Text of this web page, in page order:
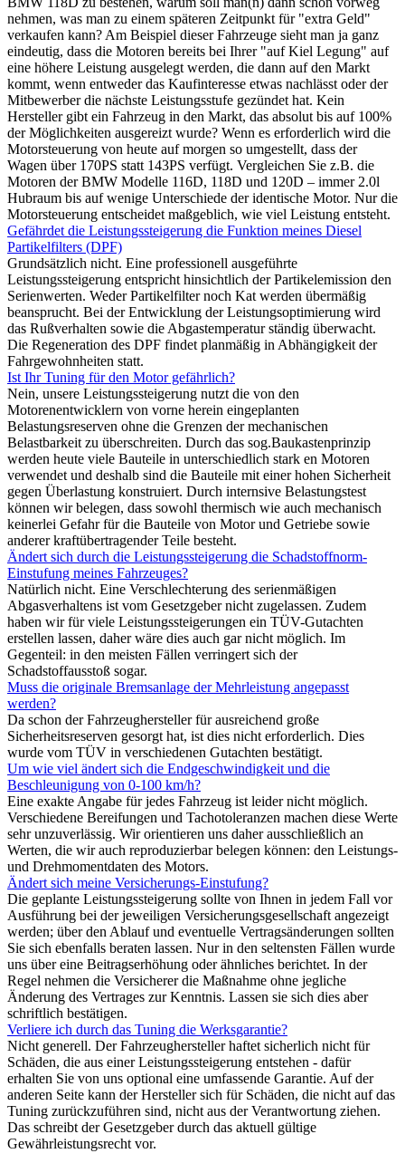
nehmen, was man zu einem späteren Zeitpunkt für "extra Geld"
verkaufen kann? Am Beispiel dieser Fahrzeuge sieht man ja ganz
eindeutig, dass die Motoren bereits bei Ihrer "auf Kiel Legung" auf
eine höhere Leistung ausgelegt werden, die dann auf den Markt
kommt, wenn entweder das Kaufinteresse etwas nachlässt oder der
Mitbewerber die nächste Leistungsstufe gezündet hat. Kein
Hersteller gibt ein Fahrzeug in den Markt, das absolut bis auf 100%
der Möglichkeiten ausgereizt wurde? Wenn es erforderlich wird die
Motorsteuerung von heute auf morgen so umgestellt, dass der
Wagen über 170PS statt 143PS verfügt. Vergleichen Sie z.B. die
Motoren der BMW Modelle 116D, 118D und 120D – immer 2.0l
Hubraum bis auf wenige Unterschiede der identische Motor. Nur die
Motorsteuerung entscheidet maßgeblich, wie viel Leistung entsteht.
Gefährdet die Leistungssteigerung die Funktion meines Diesel
Partikelfilters (DPF)
Grundsätzlich nicht. Eine professionell ausgeführte
Leistungssteigerung entspricht hinsichtlich der Partikelemission den
Serienwerten. Weder Partikelfilter noch Kat werden übermäßig
beansprucht. Bei der Entwicklung der Leistungsoptimierung wird
das Rußverhalten sowie die Abgastemperatur ständig überwacht.
Die Regeneration des DPF findet planmäßig in Abhängigkeit der
Fahrgewohnheiten statt.
Ist Ihr Tuning für den Motor gefährlich?
Nein, unsere Leistungssteigerung nutzt die von den
Motorenentwicklern von vorne herein eingeplanten
Belastungsreserven ohne die Grenzen der mechanischen
Belastbarkeit zu überschreiten. Durch das sog.Baukastenprinzip
werden heute viele Bauteile in unterschiedlich stark en Motoren
verwendet und deshalb sind die Bauteile mit einer hohen Sicherheit
gegen Überlastung konstruiert. Durch internsive Belastungstest
können wir belegen, dass sowohl thermisch wie auch mechanisch
keinerlei Gefahr für die Bauteile von Motor und Getriebe sowie
anderer kraftübertragender Teile besteht.
Ändert sich durch die Leistungssteigerung die Schadstoffnorm-
Einstufung meines Fahrzeuges?
Natürlich nicht. Eine Verschlechterung des serienmäßigen
Abgasverhaltens ist vom Gesetzgeber nicht zugelassen. Zudem
haben wir für viele Leistungssteigerungen ein TÜV-Gutachten
erstellen lassen, daher wäre dies auch gar nicht möglich. Im
Gegenteil: in den meisten Fällen verringert sich der
Schadstoffausstoß sogar.
Muss die originale Bremsanlage der Mehrleistung angepasst
werden?
Da schon der Fahrzeughersteller für ausreichend große
Sicherheitsreserven gesorgt hat, ist dies nicht erforderlich. Dies
wurde vom TÜV in verschiedenen Gutachten bestätigt.
Um wie viel ändert sich die Endgeschwindigkeit und die
Beschleunigung von 0-100 km/h?
Eine exakte Angabe für jedes Fahrzeug ist leider nicht möglich.
Verschiedene Bereifungen und Tachotoleranzen machen diese Werte
sehr unzuverlässig. Wir orientieren uns daher ausschließlich an
Werten, die wir auch reproduzierbar belegen können: den Leistungs-
und Drehmomentdaten des Motors.
Ändert sich meine Versicherungs-Einstufung?
Die geplante Leistungssteigerung sollte von Ihnen in jedem Fall vor
Ausführung bei der jeweiligen Versicherungsgesellschaft angezeigt
werden; über den Ablauf und eventuelle Vertragsänderungen sollten
Sie sich ebenfalls beraten lassen. Nur in den seltensten Fällen wurde
uns über eine Beitragserhöhung oder ähnliches berichtet. In der
Regel nehmen die Versicherer die Maßnahme ohne jegliche
Änderung des Vertrages zur Kenntnis. Lassen sie sich dies aber
schriftlich bestätigen.
Verliere ich durch das Tuning die Werksgarantie?
Nicht generell. Der Fahrzeughersteller haftet sicherlich nicht für
Schäden, die aus einer Leistungssteigerung entstehen - dafür
erhalten Sie von uns optional eine umfassende Garantie. Auf der
anderen Seite kann der Hersteller sich für Schäden, die nicht auf das
Tuning zurückzuführen sind, nicht aus der Verantwortung ziehen.
Das schreibt der Gesetzgeber durch das aktuell gültige
Gewährleistungsrecht vor.